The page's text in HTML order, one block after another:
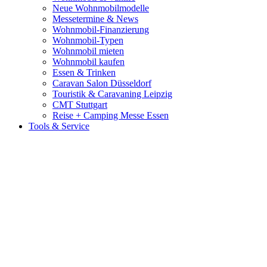
Neue Wohnmobilmodelle
Messetermine & News
Wohnmobil-Finanzierung
Wohnmobil-Typen
Wohnmobil mieten
Wohnmobil kaufen
Essen & Trinken
Caravan Salon Düsseldorf
Touristik & Caravaning Leipzig
CMT Stuttgart
Reise + Camping Messe Essen
Tools & Service